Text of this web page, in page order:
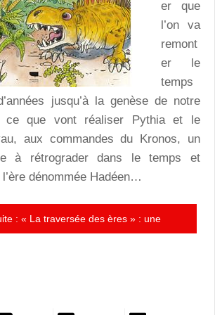
er que
l’on va
remont
er le
temps
jusqu’à la genèse de notre
ce que vont réaliser Pythia et le
aux commandes du Kronos, un
à rétrograder dans le temps et
l’ère dénommée Hadéen…
: « La traversée des ères » : une